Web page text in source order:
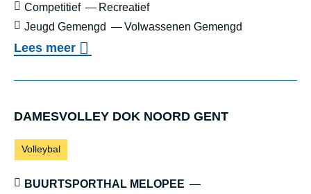
C
G
E
T
Sportniveau:
Competitief Recreatief
Leeftijd:
Jeugd Gemengd Volwassenen Gemengd
Lees meero
r
N
DAMES­VOL­LEY DOK NOORD GENT
Sporten:
Volleybal
Locaties:
BUURTSPORTHAL MELOPEE